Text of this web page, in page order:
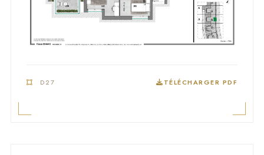
D27 TÉLÉCHARGER PDF